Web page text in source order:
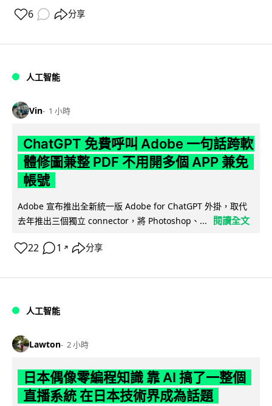
6 分享
人工智能
Vin 1 小時
ChatGPT 免費呼叫 Adobe 一句話跨軟
體修圖兼整 PDF 不用開多個 APP 兼免
帳號
Adobe 宣布推出全新統一版 Adobe for ChatGPT 外掛，取代
去年推出三個獨立 connector，將 Photoshop、...
閱讀全文
22 1 ↗ 分享
人工智能
Lawton 2 小時
日本偶像零編程知識 靠 AI 搞了一整個
直播系統 在日本技術界成為話題